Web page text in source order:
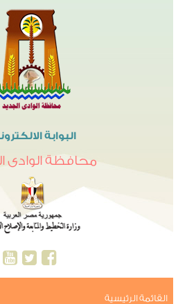
البوابة
محافظة الوادى
القائمة الرئيسية